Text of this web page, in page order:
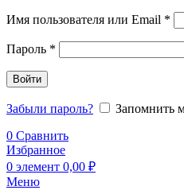
Имя пользователя или Email *
Пароль *
Войти
Забыли пароль?
Запомнить
0 Сравнить
Избранное
0 элемент 0,00 ₽
Меню